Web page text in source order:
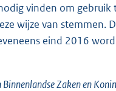
vinden om gebruik
wijze van stemmen.
eind 2016
Zaken en